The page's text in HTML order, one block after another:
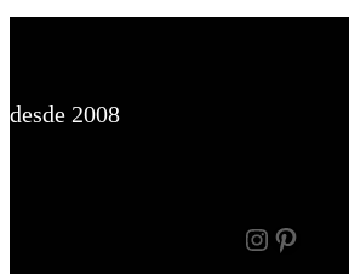
desde 2008
Instagram Pinterest